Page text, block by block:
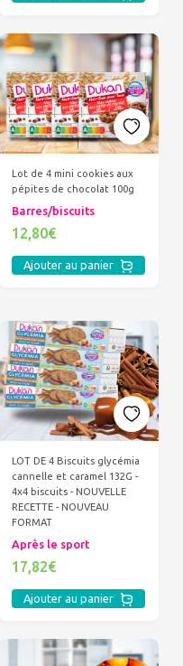
Lot de 4 mini cookies aux
pépites de chocolat 100g
Barres/biscuits
12,80€
Ajouter au panier
LOT DE 4 Biscuits glycémia
cannelle et caramel 132G -
4x4 biscuits - NOUVELLE
RECETTE - NOUVEAU
FORMAT
Après le sport
17,82€
Ajouter au panier